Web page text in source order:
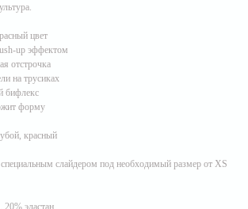
цвет
up эффектом
отстрочка
на трусиках
бифлекс
форму
красный
слайдером под необходимый размер от XS